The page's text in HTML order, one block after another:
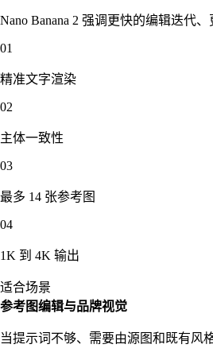
Nano Banana 2 强调更快的编辑迭代
01
精准文字渲染
02
主体一致性
03
最多 14 张参考图
04
1K 到 4K 输出
适合场景
参考图编辑与品牌视觉
当提示词不够、需要由源图和既有风